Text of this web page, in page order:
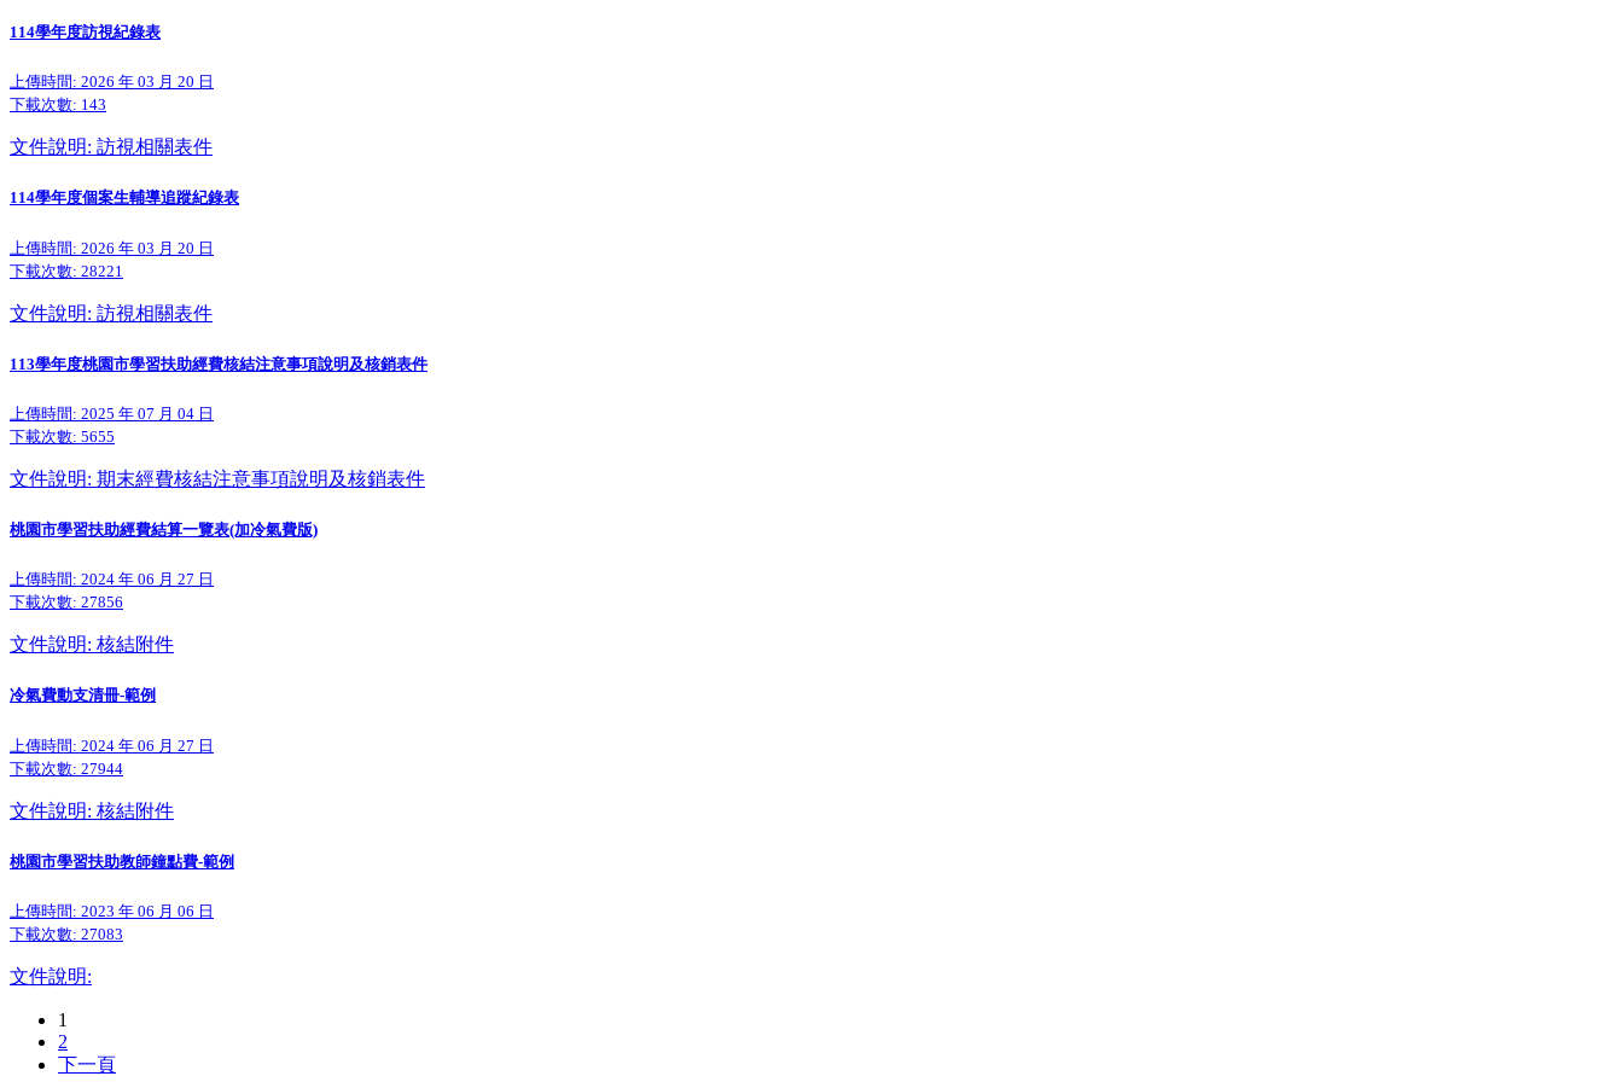
114學年度訪視紀錄表
上傳時間: 2026 年 03 月 20 日
下載次數: 143
文件說明: 訪視相關表件
114學年度個案生輔導追蹤紀錄表
上傳時間: 2026 年 03 月 20 日
下載次數: 28221
文件說明: 訪視相關表件
113學年度桃園市學習扶助經費核結注意事項說明及核銷表件
上傳時間: 2025 年 07 月 04 日
下載次數: 5655
文件說明: 期末經費核結注意事項說明及核銷表件
桃園市學習扶助經費結算一覽表(加冷氣費版)
上傳時間: 2024 年 06 月 27 日
下載次數: 27856
文件說明: 核結附件
冷氣費動支清冊-範例
上傳時間: 2024 年 06 月 27 日
下載次數: 27944
文件說明: 核結附件
桃園市學習扶助教師鐘點費-範例
上傳時間: 2023 年 06 月 06 日
下載次數: 27083
文件說明:
1
2
下一頁